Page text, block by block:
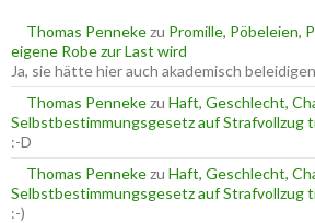
c
h
:
Thomas Pennekezu Promille, Pöbeleien,
eigene Robe zur Last wird
Ja, sie hätte hier auch akademisch
Thomas Pennekezu Haft, Geschlecht,
Selbstbestimmungsgesetz auf Strafvollzug
:-D
Thomas Pennekezu Haft, Geschlecht,
Selbstbestimmungsgesetz auf Strafvollzug
:-)